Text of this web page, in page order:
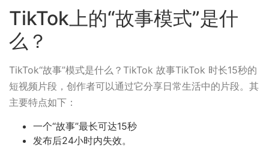
TikTok上的“故事模式”是什
么？
TikTok“故事”模式是什么？TikTok 故事TikTok 时长15秒的
短视频片段，创作者可以通过它分享日常生活中的片段。其
主要特点如下：
一个“故事”最长可达15秒
发布后24小时内失效。